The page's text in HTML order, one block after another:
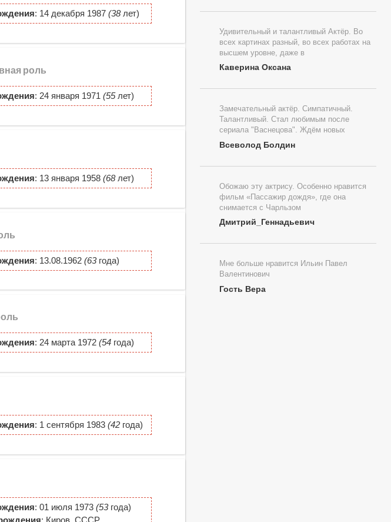
: 14 декабря 1987 (38лет)
роль
: 24 января 1971 (55лет)
: 13 января 1958 (68лет)
: 13.08.1962 (63года)
: 24 марта 1972 (54года)
: 1 сентября 1983 (42года)
: 01 июля 1973 (53года)
: Киров, СССР
Удивительный и талантливый Актёр. Во
всех картинах разный, во всех работах на
высшем уровне, даже в
Каверина Оксана
Замечательный актёр. Симпатичный.
Талантливый. Стал любимым после
сериала "Васнецова". Ждём новых
Всеволод Болдин
Обожаю эту актрису. Особенно нравится
фильм «Пассажир дождя», где она
снимается с Чарльзом
Дмитрий_Геннадьевич
Мне больше нравится Ильин Павел
Валентинович
Гость Вера